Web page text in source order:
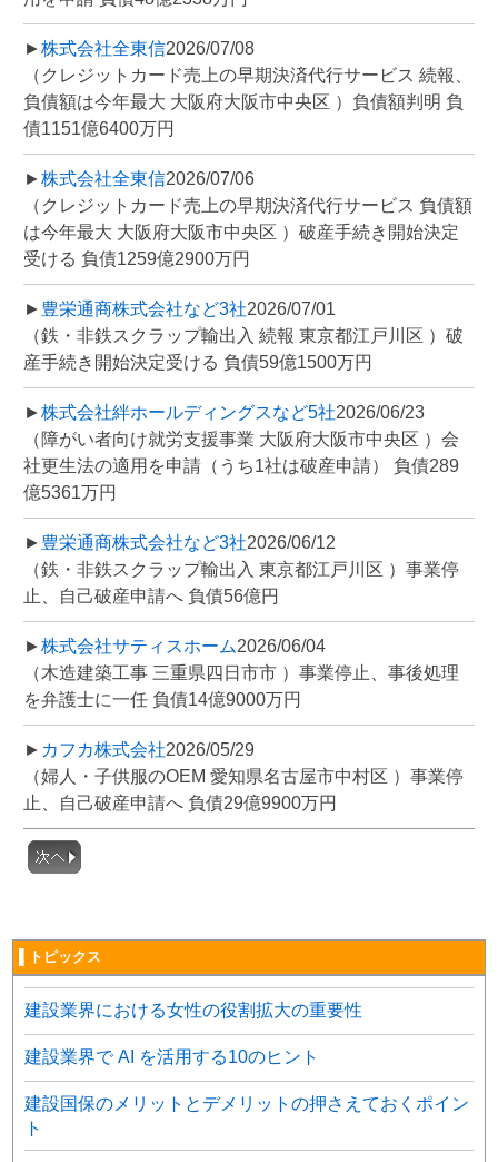
►株式会社全東信2026/07/08
（クレジットカード売上の早期決済代行サービス 続報、
負債額は今年最大 大阪府大阪市中央区 ）負債額判明 負
債1151億6400万円
►株式会社全東信2026/07/06
（クレジットカード売上の早期決済代行サービス 負債額
は今年最大 大阪府大阪市中央区 ）破産手続き開始決定
受ける 負債1259億2900万円
► 豊栄通商株式会社など3社2026/07/01
（鉄・非鉄スクラップ輸出入 続報 東京都江戸川区 ）破
産手続き開始決定受ける 負債59億1500万円
►株式会社絆ホールディングスなど5社2026/06/23
（障がい者向け就労支援事業 大阪府大阪市中央区 ）会
社更生法の適用を申請（うち1社は破産申請） 負債289
億5361万円
► 豊栄通商株式会社など3社2026/06/12
（鉄・非鉄スクラップ輸出入 東京都江戸川区 ）事業停
止、自己破産申請へ 負債56億円
►株式会社サティスホーム2026/06/04
（木造建築工事 三重県四日市市 ）事業停止、事後処理
を弁護士に一任 負債14億9000万円
► カフカ株式会社2026/05/29
（婦人・子供服のOEM 愛知県名古屋市中村区 ）事業停
止、自己破産申請へ 負債29億9900万円
▌トピックス
建設業界における女性の役割拡大の重要性
建設業界で AI を活用する10のヒント
建設国保のメリットとデメリットの押さえておくポイン
ト